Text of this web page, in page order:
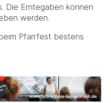
Die Erntegaben können
werden.
Pfarrfest bestens